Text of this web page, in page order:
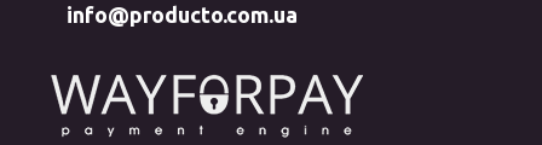
info@producto.com.ua